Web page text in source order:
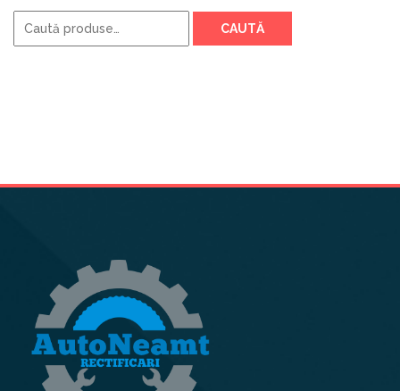
Caută
după:
CAUTĂ